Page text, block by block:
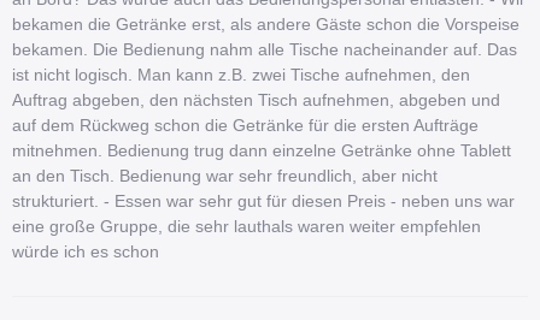
bekamen die Getränke erst, als andere Gäste schon die Vorspeise
bekamen. Die Bedienung nahm alle Tische nacheinander auf. Das
ist nicht logisch. Man kann z.B. zwei Tische aufnehmen, den
Auftrag abgeben, den nächsten Tisch aufnehmen, abgeben und
auf dem Rückweg schon die Getränke für die ersten Aufträge
mitnehmen. Bedienung trug dann einzelne Getränke ohne Tablett
an den Tisch. Bedienung war sehr freundlich, aber nicht
strukturiert. - Essen war sehr gut für diesen Preis - neben uns war
eine große Gruppe, die sehr lauthals waren weiter empfehlen
würde ich es schon